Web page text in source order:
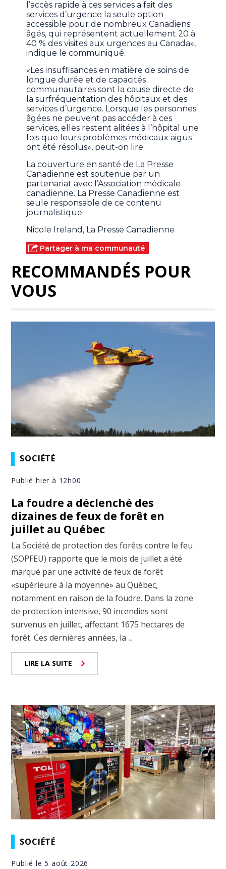
l’accès rapide à ces services a fait des
services d’urgence la seule option
accessible pour de nombreux Canadiens
âgés, qui représentent actuellement 20 à
40 % des visites aux urgences au Canada»,
indique le communiqué.
«Les insuffisances en matière de soins de
longue durée et de capacités
communautaires sont la cause directe de
la surfréquentation des hôpitaux et des
services d’urgence. Lorsque les personnes
âgées ne peuvent pas accéder à ces
services, elles restent alitées à l’hôpital une
fois que leurs problèmes médicaux aigus
ont été résolus», peut-on lire.
La couverture en santé de La Presse
Canadienne est soutenue par un
partenariat avec l’Association médicale
canadienne. La Presse Canadienne est
seule responsable de ce contenu
journalistique.
Nicole Ireland, La Presse Canadienne
Partager à ma communauté
RECOMMANDÉS POUR
VOUS
SOCIÉTÉ
Publié hier à 12h00
La foudre a déclenché des
dizaines de feux de forêt en
juillet au Québec
La Société de protection des forêts contre le feu
(SOPFEU) rapporte que le mois de juillet a été
marqué par une activité de feux de forêt
«supérieure à la moyenne» au Québec,
notamment en raison de la foudre. Dans la zone
de protection intensive, 90 incendies sont
survenus en juillet, affectant 1675 hectares de
forêt. Ces dernières années, la ...
LIRE LA SUITE
SOCIÉTÉ
Publié le 5 août 2026